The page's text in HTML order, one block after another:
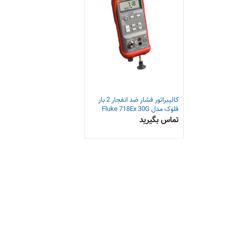
کالیبراتور فشار ضد انفجار 2 بار
فلوک مدل Fluke 718Ex 30G
تماس بگیرید